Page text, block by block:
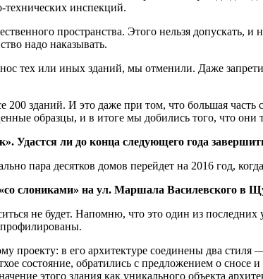
технических инспекций.
пространства. Этого нельзя допускать,
надо наказывать.
тех или иных зданий, мы отменили. Даже
зданий. И это даже при том, что большая часть
образцы, и в итоге мы добились того, что
Удастся ли до конца следующего года
пара десятков домов перейдет на 2016 год,
слониками» на ул. Маршала Василевского в
не будет. Напомню, что это один из
проекту: в его архитектуре соединены два
состояние, обратились с предложением о сносе
этого здания как уникального объекта